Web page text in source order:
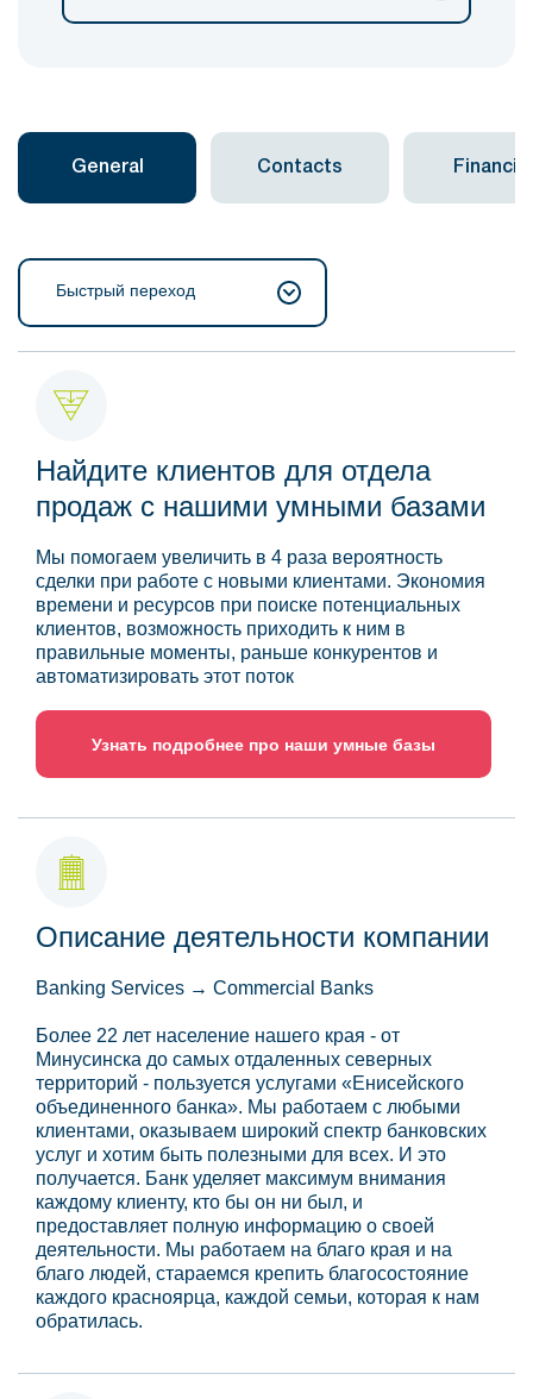
General Contacts Financial
Быстрый переход
Найдите клиентов для отдела
продаж с нашими умными базами
Мы помогаем увеличить в 4 раза вероятность
сделки при работе с новыми клиентами. Экономия
времени и ресурсов при поиске потенциальных
клиентов, возможность приходить к ним в
правильные моменты, раньше конкурентов и
автоматизировать этот поток
Узнать подробнее про наши умные базы
Описание деятельности компании
Banking Services → Commercial Banks
Более 22 лет население нашего края - от
Минусинска до самых отдаленных северных
территорий - пользуется услугами «Енисейского
объединенного банка». Мы работаем с любыми
клиентами, оказываем широкий спектр банковских
услуг и хотим быть полезными для всех. И это
получается. Банк уделяет максимум внимания
каждому клиенту, кто бы он ни был, и
предоставляет полную информацию о своей
деятельности. Мы работаем на благо края и на
благо людей, стараемся крепить благосостояние
каждого красноярца, каждой семьи, которая к нам
обратилась.